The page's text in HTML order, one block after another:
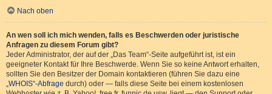
Nach oben
An wen soll ich mich wenden, falls es Beschwerden oder juristische
Anfragen zu diesem Forum gibt?
Jeder Administrator, der auf der „Das Team“-Seite aufgeführt ist, ist ein
geeigneter Kontakt für Ihre Beschwerde. Wenn Sie so keine Antwort erhalten,
sollten Sie den Besitzer der Domain kontaktieren (führen Sie dazu eine
„WHOIS“-Abfrage durch) oder — falls diese Seite bei einem kostenlosen